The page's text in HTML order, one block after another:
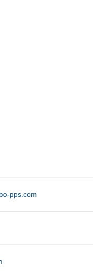
pps.com